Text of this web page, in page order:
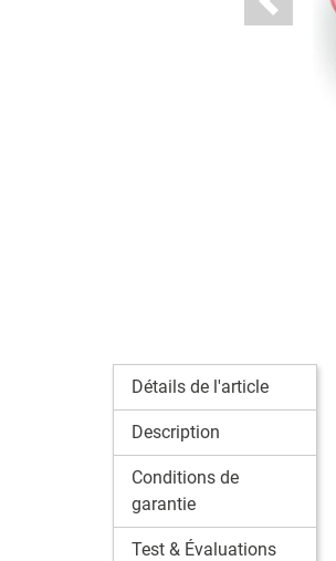
Previous
Détails de l'article
Description
Conditions de
garantie
Test & Évaluations